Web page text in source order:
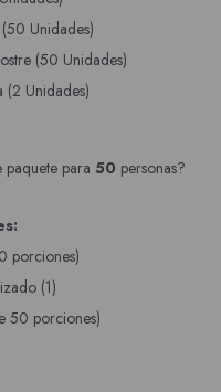
Unidades)
(50 Unidades)
(2 Unidades)
paquete para 50 personas?
porciones)
(1)
50 porciones)